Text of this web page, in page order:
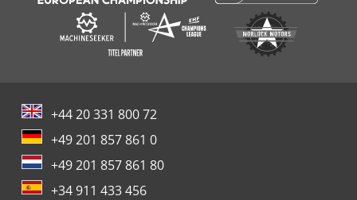
+44 20 331 800 72
+49 201 857 861 0
+49 201 857 861 80
+34 911 433 456